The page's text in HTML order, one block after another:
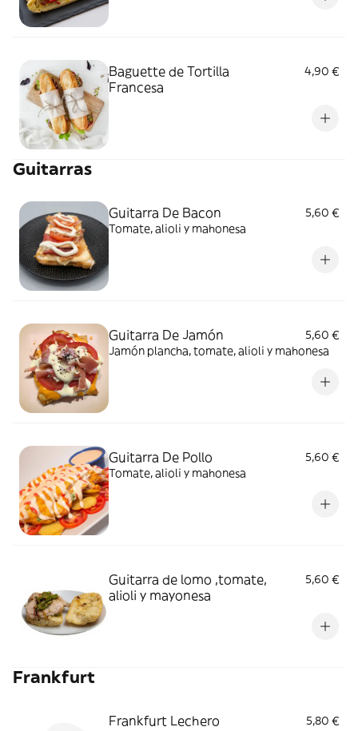
Baguette de Tortilla
Francesa
4,90 €
Guitarras
Guitarra De Bacon
5,60 €
Tomate, alioli y mahonesa
Guitarra De Jamón
5,60 €
Jamón plancha, tomate, alioli y mahonesa
Guitarra De Pollo
5,60 €
Tomate, alioli y mahonesa
Guitarra de lomo ,tomate,
alioli y mayonesa
5,60 €
Frankfurt
Frankfurt Lechero
5,80 €